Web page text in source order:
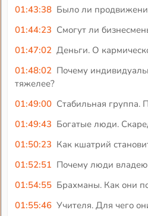
01:43:38 Было ли
01:44:23 Смогут ли
01:47:02 Деньги. О
01:48:02 Почему
тяжелее?
01:49:00 Стабильная группа.
01:49:43 Богатые люди.
01:50:23 Как кшатрий
01:52:51 Почему люди
01:54:55 Брахманы. Как они
01:55:46 Учителя. Для чего